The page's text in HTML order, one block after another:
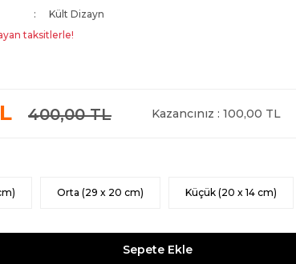
Kült Dizayn
taksitlerle!
400,00 TL Kazancınız : 100,00 TL
Orta (29 x 20 cm) Küçük (20 x 14 cm)
Sepete Ekle